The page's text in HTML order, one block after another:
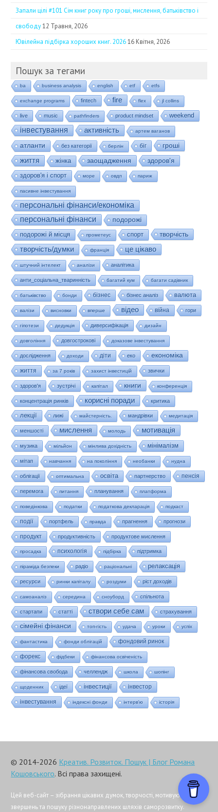
Запали цілі #101 Сім книг року про гроші, мислення, батьківство і
свободу 12 Травня, 2026
Ювілейна підбірка хороших книг. 2026 16 Квітня, 2026
Пошук за тегами
ba business analysis english etf etfs
exchange programs fintech fire flex jl collins
live music pathfinders product mindset weekend
інвестування активність артем ваганов
атланти без категорії берлін біг гроші
життя жінка заощадження здоров'я
здоров'я і спорт море овдп париж
пасивне інвестування
персональні фінанси/економіка
персональні фінанси
подорожі
подорожі й місця
прометеус спорт
творчість
творчість/думки
франція це цікаво
штучний інтелект аналізи аналітика
анти_соціальна_тваринність багатий кум багати садівник
батьківство бонди бізнес бізнес аналіз валюта
валізи висновки вперше відео війна гори
гіпотези дедукція диверсифікація дизайн
довгоління довгострокові доказове інвестування
дослідження доходи діти еко економіка
життя за 7 років захист інвестицій звички
здоров'я зустрічі капітал книги конференція
концентрація ринків корисні поради критика
лекції лижі майстерність. мандрівки медитація
меншості мислення молодь мотивація
музика мільйон мінлива дохідність мінімалізм
мітап навчання на покоління необанки нудна
облігації оптимальна освіта партнерство пенсія
перемога питання планування платформа
поведінкова податки податкова декларація подкаст
події портфель правда прагнення прогнози
продукт продуктивність продуктове мислення
просадка психологія підбірка підтримка
піраміда безпеки радіо раціональні релаксація
ресурси ринки капіталу роздуми ріст доходів
самоаналіз середина сноуборд спільнота
стартапи статті створи себе сам страхування
сімейні фінанси топ-гість удача уроки успіх
фантастика фонди облігацій фондовий ринок
форекс фідбеки фінансова освіченість
фінансова свобода челлендж школа шопінг
щоденник ідеї інвестиції інвестор
інвестування індексні фонди інтерв'ю історія
© 2014-2026 Креатив. Розвиток. Пошук | Блог Романа
Кошовського. Всі права захищені.
Цей веб-сайт – зібрання цікавих думок, творчості, мотивуючих
звершень та пошуку різнонаправлених шляхів саморозвитку.